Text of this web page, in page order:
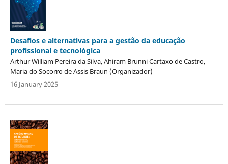
Desafios e alternativas para a gestão da educação
profissional e tecnológica
Arthur William Pereira da Silva, Ahiram Brunni Cartaxo de Castro,
Maria do Socorro de Assis Braun (Organizador)
16 January 2025